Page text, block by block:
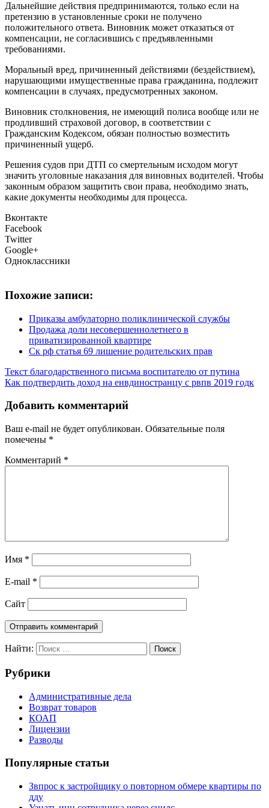
Дальнейшие действия предпринимаются, только если на
претензию в установленные сроки не получено
положительного ответа. Виновник может отказаться от
компенсации, не согласившись с предъявленными
требованиями.
Моральный вред, причиненный действиями (бездействием),
нарушающими имущественные права гражданина, подлежит
компенсации в случаях, предусмотренных законом.
Виновник столкновения, не имеющий полиса вообще или не
продливший страховой договор, в соответствии с
Гражданским Кодексом, обязан полностью возместить
причиненный ущерб.
Решения судов при ДТП со смертельным исходом могут
значить уголовные наказания для виновных водителей. Чтобы
законным образом защитить свои права, необходимо знать,
какие документы необходимы для процесса.
Вконтакте
Facebook
Twitter
Google+
Одноклассники
Похожие записи:
Приказы амбулаторно поликлинической службы
Продажа доли несовершеннолетнего в
приватизированной квартире
Ск рф статья 69 лишение родительских прав
Текст благодарственного письма воспитателю от путина
Как подтвердить доход на енвдиностранцу с рвпв 2019 годк
Добавить комментарий
Ваш e-mail не будет опубликован. Обязательные поля
помечены *
Комментарий *
Имя *
E-mail *
Сайт
Найти: Поиск
Рубрики
Административные дела
Возврат товаров
КОАП
Лицензии
Разводы
Популярные статьи
Звпрос к застройщику о повторном обмере квартиры по
дду